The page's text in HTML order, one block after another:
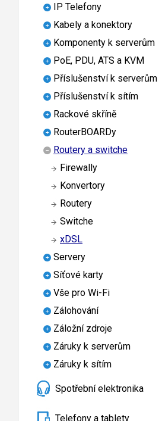
IP Telefony
Kabely a konektory
Komponenty k serverům
PoE, PDU, ATS a KVM
Příslušenství k serverům
Příslušenství k sítím
Rackové skříně
RouterBOARDy
Routery a switche
Firewally
Konvertory
Routery
Switche
xDSL
Servery
Síťové karty
Vše pro Wi-Fi
Zálohování
Záložní zdroje
Záruky k serverům
Záruky k sítím
Spotřební elektronika
Telefony a tablety